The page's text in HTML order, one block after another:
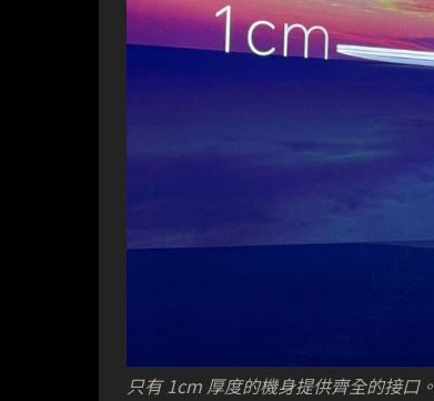
只有 1cm 厚度的機身提供齊全的接口。